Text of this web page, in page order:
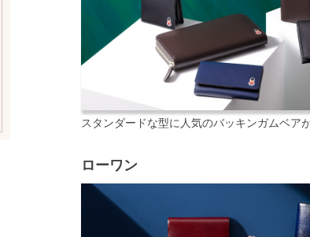
スタンダードな型に人気のバッキンガムベア
ローワン